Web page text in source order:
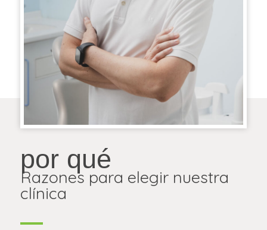
por qué
Razones para elegir nuestra
clínica